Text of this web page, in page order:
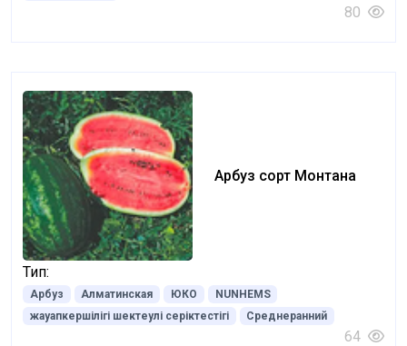
80
Арбуз сорт Монтана
Тип:
Арбуз Алматинская ЮКО
NUNHEMS
жауапкершілігі шектеулі серіктестігі
Среднеранний
64